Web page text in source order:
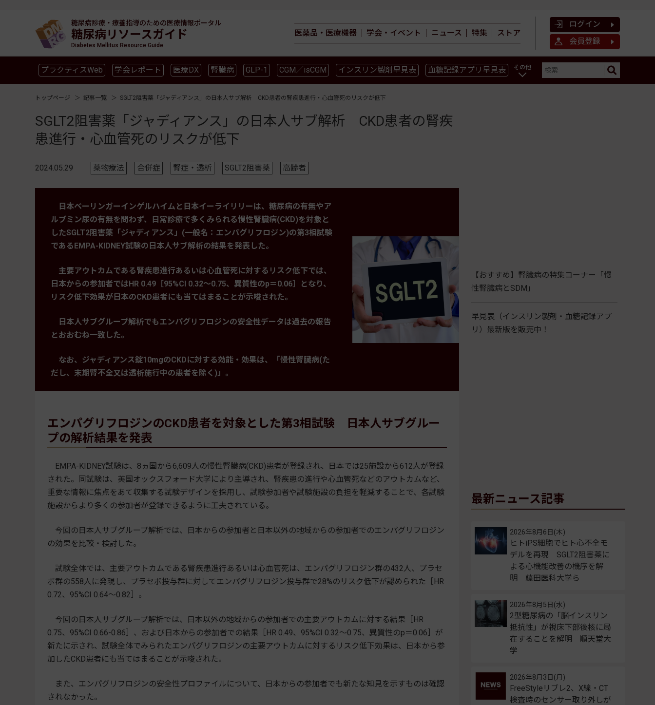
糖尿病診療・療養指導のための医療情報ポータル
糖尿病リソースガイド
Diabetes Mellitus Resource Guide
医薬品・医療機器 学会・イベント ニュース 特集 ストア
ログイン
会員登録
プラクティスWeb 学会レポート 医療DX 腎臓病 GLP-1 CGM／isCGM インスリン製剤早見表 血糖記録アプリ早見表 その他
トップページ 記事一覧 SGLT2阻害薬「ジャディアンス」の日本人サブ解析 CKD患者の腎疾患進行・心血管死のリスクが低下
SGLT2阻害薬「ジャディアンス」の日本人サブ解析 CKD患者の腎疾
患進行・心血管死のリスクが低下
2024.05.29 薬物療法 合併症 腎症・透析 SGLT2阻害薬 高齢者
日本ベーリンガーインゲルハイムと日本イーライリリーは、糖尿病の有無やア
ルブミン尿の有無を問わず、日常診療で多くみられる慢性腎臓病(CKD)を対象と
したSGLT2阻害薬「ジャディアンス」(一般名：エンパグリフロジン)の第3相試験
であるEMPA-KIDNEY試験の日本人サブ解析の結果を発表した。
主要アウトカムである腎疾患進行あるいは心血管死に対するリスク低下では、
日本からの参加者ではHR 0.49［95%CI 0.32～0.75、異質性のp＝0.06］となり、
リスク低下効果が日本のCKD患者にも当てはまることが示唆された。
日本人サブグループ解析でもエンパグリフロジンの安全性データは過去の報告
とおおむね一致した。
なお、ジャディアンス錠10mgのCKDに対する効能・効果は、「慢性腎臓病(た
だし、末期腎不全又は透析施行中の患者を除く)」。
エンパグリフロジンのCKD患者を対象とした第3相試験 日本人サブグルー
プの解析結果を発表
EMPA-KIDNEY試験は、8ヵ国から6,609人の慢性腎臓病(CKD)患者が登録され、日本では25施設から612人が登録
された。同試験は、英国オックスフォード大学により主導され、腎疾患の進行や心血管死などのアウトカムなど、
重要な情報に焦点をあて収集する試験デザインを採用し、試験参加者や試験施設の負担を軽減することで、各試験
施設からより多くの参加者が登録できるように工夫されている。
今回の日本人サブグループ解析では、日本からの参加者と日本以外の地域からの参加者でのエンパグリフロジン
の効果を比較・検討した。
試験全体では、主要アウトカムである腎疾患進行あるいは心血管死は、エンパグリフロジン群の432人、プラセ
ボ群の558人に発現し、プラセボ投与群に対してエンパグリフロジン投与群で28%のリスク低下が認められた［HR
0.72、95%CI 0.64～0.82］。
今回の日本人サブグループ解析では、日本以外の地域からの参加者での主要アウトカムに対する結果［HR
0.75、95%CI 0.66-0.86］、および日本からの参加者での結果［HR 0.49、95%CI 0.32～0.75、異質性のp＝0.06］が
新たに示され、試験全体でみられたエンパグリフロジンの主要アウトカムに対するリスク低下効果は、日本から参
加したCKD患者にも当てはまることが示唆された。
また、エンパグリフロジンの安全性プロファイルについて、日本からの参加者でも新たな知見を示すものは確認
されなかった。
【おすすめ】腎臓病の特集コーナー「慢
性腎臓病とSDM」
早見表（インスリン製剤・血糖記録アプ
リ）最新版を販売中！
最新ニュース記事
ヒトiPS細胞でヒト心不全モ
デルを再現 SGLT2阻害薬に
よる心機能改善の機序を解
明 藤田医科大学ら
2026年8月6日(木)
2型糖尿病の「脳インスリン
抵抗性」が視床下部後核に局
在することを解明 順天堂大
学
2026年8月5日(水)
FreeStyleリブレ2、X線・CT
検査時のセンサー取り外しが
2026年8月3日(月)